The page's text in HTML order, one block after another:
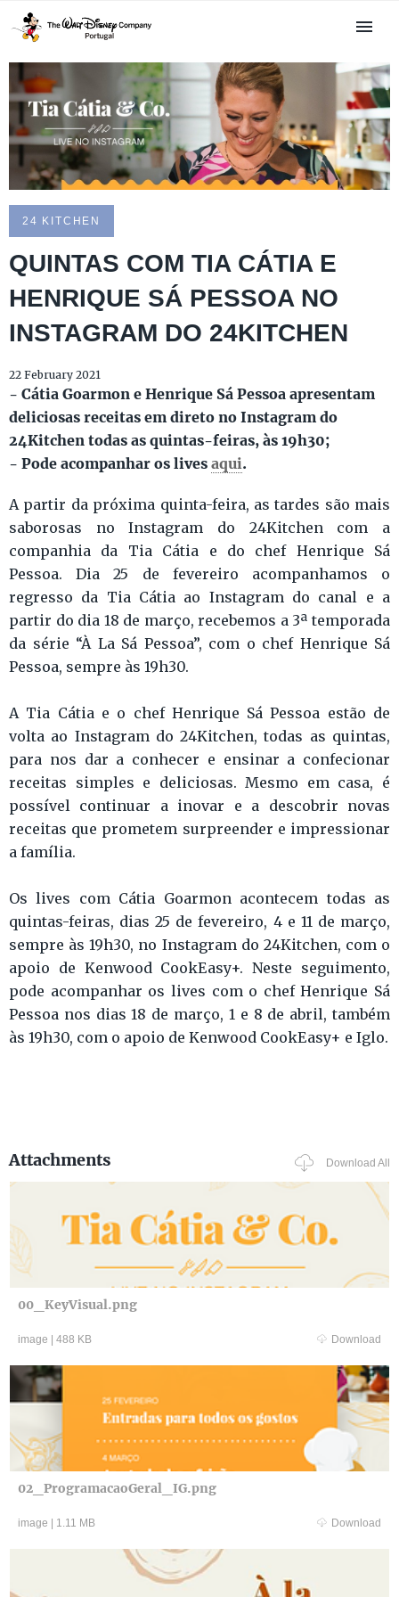
24 KITCHEN
QUINTAS COM TIA CÁTIA E
HENRIQUE SÁ PESSOA NO
INSTAGRAM DO 24KITCHEN
22 February 2021
- Cátia Goarmon e Henrique Sá Pessoa apresentam
deliciosas receitas em direto no Instagram do
24Kitchen todas as quintas-feiras, às 19h30;
- Pode acompanhar os livesaqui.
A partir da próxima quinta-feira, as tardes são mais
saborosas no Instagram do 24Kitchen com a
companhia da Tia Cátia e do chef Henrique Sá
Pessoa. Dia 25 de fevereiro acompanhamos o
regresso da Tia Cátia ao Instagram do canal e a
partir do dia 18 de março, recebemos a 3ª temporada
da série “À La Sá Pessoa”, com o chef Henrique Sá
Pessoa, sempre às 19h30.
A Tia Cátia e o chef Henrique Sá Pessoa estão de
volta ao Instagram do 24Kitchen, todas as quintas,
para nos dar a conhecer e ensinar a confecionar
receitas simples e deliciosas. Mesmo em casa, é
possível continuar a inovar e a descobrir novas
receitas que prometem surpreender e impressionar
a família.
Os lives com Cátia Goarmon acontecem todas as
quintas-feiras, dias 25 de fevereiro, 4 e 11 de março,
sempre às 19h30, no Instagram do 24Kitchen, com o
apoio de Kenwood CookEasy+. Neste seguimento,
pode acompanhar os lives com o chef Henrique Sá
Pessoa nos dias 18 de março, 1 e 8 de abril, também
às 19h30, com o apoio de Kenwood CookEasy+ e Iglo.
Attachments Download All
00_KeyVisual.png
image | 488 KB Download
02_ProgramacaoGeral_IG.png
image | 1.11 MB Download